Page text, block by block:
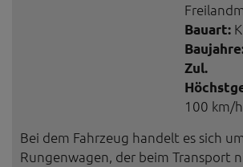
Bauart:
Zul.
100 km/h
Bei dem Fahrzeug handelt es sich
Rungenwagen, der beim Transport